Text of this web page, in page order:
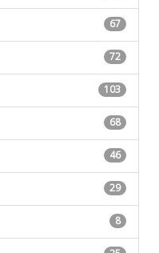
67
72
103
68
46
29
8